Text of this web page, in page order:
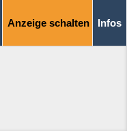
Anzeige schalten Infos